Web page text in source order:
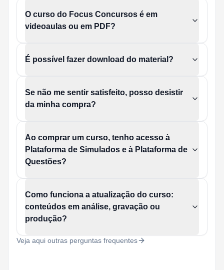
O curso do Focus Concursos é em
videoaulas ou em PDF?
É possível fazer download do material?
Se não me sentir satisfeito, posso desistir
da minha compra?
Ao comprar um curso, tenho acesso à
Plataforma de Simulados e à Plataforma de
Questões?
Como funciona a atualização do curso:
conteúdos em análise, gravação ou
produção?
Veja aqui outras perguntas frequentes